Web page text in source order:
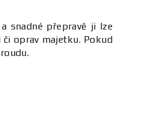
snadné přepravě ji lze
oprav majetku. Pokud